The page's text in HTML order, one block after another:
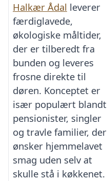
Halkær Ådal leverer
færdiglavede,
økologiske måltider,
der er tilberedt fra
bunden og leveres
frosne direkte til
døren. Konceptet er
især populært blandt
pensionister, singler
og travle familier, der
ønsker hjemmelavet
smag uden selv at
skulle stå i køkkenet.